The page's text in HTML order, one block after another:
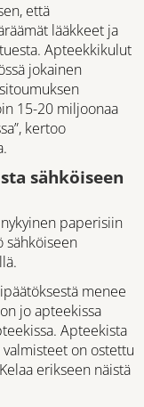
että
lääkkeet ja
Apteekkikulut
jokainen
15-20 miljoonaa
kertoo
sähköiseen
paperisiin
sähköiseen
menee
jo apteekissa
Apteekista
on ostettu
erikseen näistä